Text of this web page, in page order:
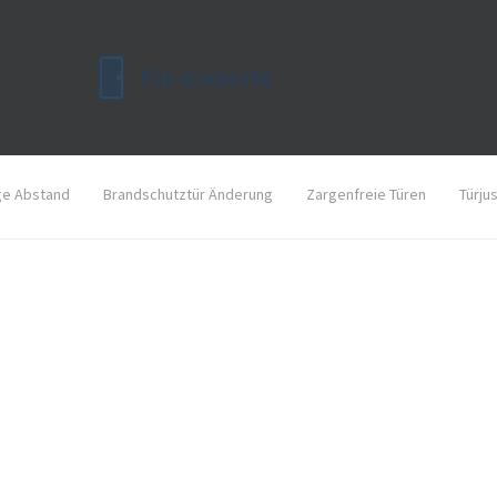
Abstand Brandschutztür Änderung Zargenfreie Türen